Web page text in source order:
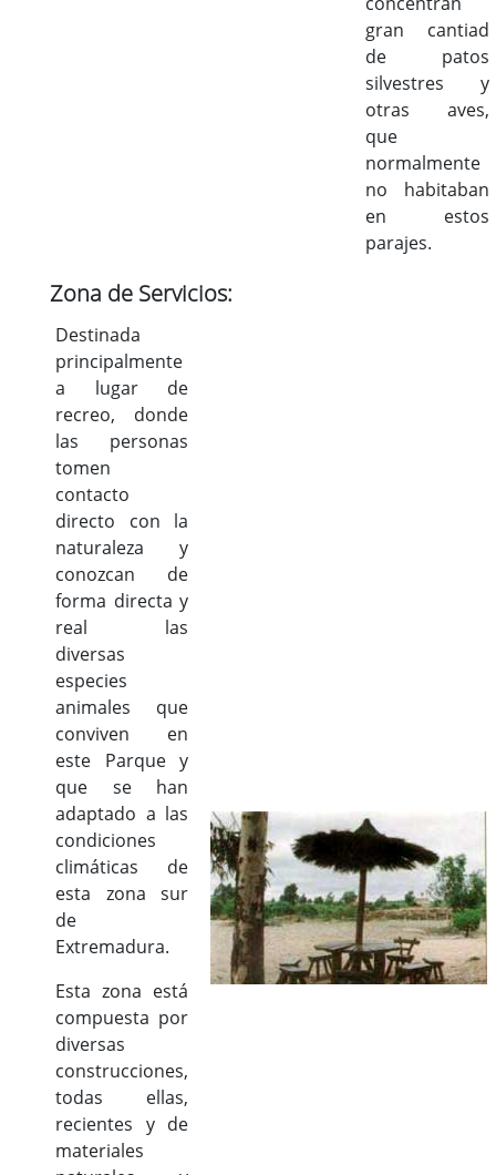
gran cantiad
de patos
silvestres y
otras aves,
que
normalmente
no habitaban
en estos
parajes.
Zona de Servicios:
Destinada
principalmente
a lugar de
recreo, donde
las personas
tomen
contacto
directo con la
naturaleza y
conozcan de
forma directa y
real las
diversas
especies
animales que
conviven en
este Parque y
que se han
adaptado a las
condiciones
climáticas de
esta zona sur
de
Extremadura.
Esta zona está
compuesta por
diversas
construcciones,
todas ellas,
recientes y de
materiales